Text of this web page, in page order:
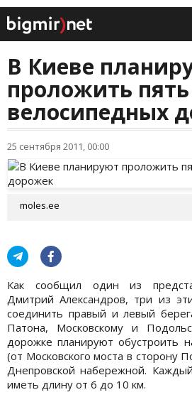
В Киеве
проложить пять
велосипедных
25 сентября 2011, 00:00
moles.ee
Как сообщил один из
Дмитрий Александров, три из
соединить правый и левый
Патона, Московскому и
дорожке планируют обустроить
(от Московского моста в сторону
Днепровской набережной.
иметь длину от 6 до 10 км.